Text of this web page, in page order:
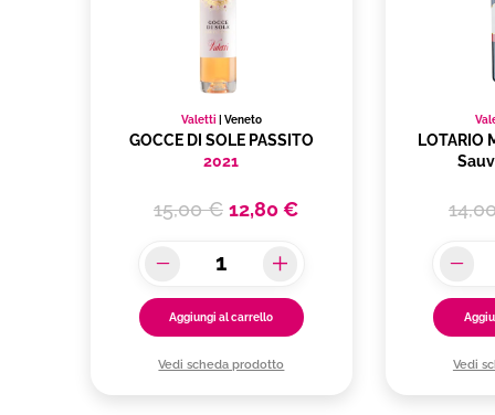
Valetti Veneto
GOCCE DI SOLE PASSITO
2021
15,00 € 12,80 €
Aggiungi al carrello
Vedi scheda prodotto
LOTARIO
Vedi